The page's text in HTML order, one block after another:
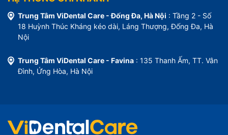
Trung Tâm ViDental Care - Đống Đa, Hà Nội : Tầng 2 - Số
18 Huỳnh Thúc Kháng kéo dài, Láng Thượng, Đống Đa, Hà
Nội
Trung Tâm ViDental Care - Favina : 135 Thanh Ấm, TT. Vân
Đình, Ứng Hòa, Hà Nội